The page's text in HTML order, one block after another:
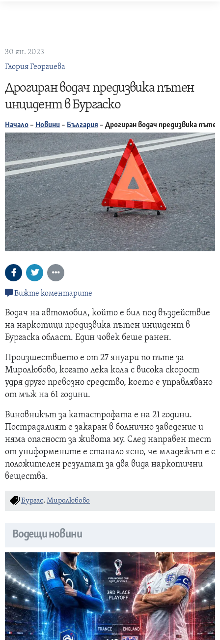
30 ян. 2023
Глория Георгиева
Дрогиран водач предизвика пътен
инцидент в Бургаско
Начало – Новини – България – Дрогиран водач предизвика
Вижте коментарите
Водач на автомобил, който е бил под въздействие
на наркотици предизвика пътен инцидент в
Бургаска област. Един човек беше ранен.
Произшествието е от 27 януари по пъте за
Миролюбово, когато лека кола с висока скорост
удря друго превозно средство, което е управлявано
от мъж на 61 години.
Виновникът за катастрофата е на 21 години.
Пострадалият е закаран в болнично заведение и
няма опасност за живота му. След направен тест
от униформените е станало ясно, че младежът е с
положителен резултат за два вида наркотични
вещества.
Бургас, Миролюбово
Водещи новини